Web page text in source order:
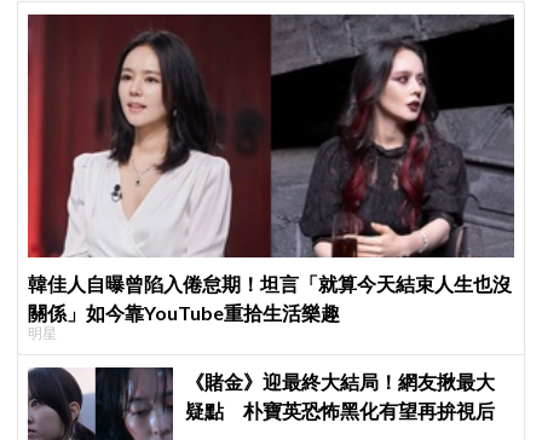
韓佳人自曝曾陷入倦怠期！坦言「就算今天結束人生也沒
關係」如今靠YouTube重拾生活樂趣
明星
《賭金》迎最終大結局！網友揪最大
疑點 朴寶英恐怖黑化有望再拚視后